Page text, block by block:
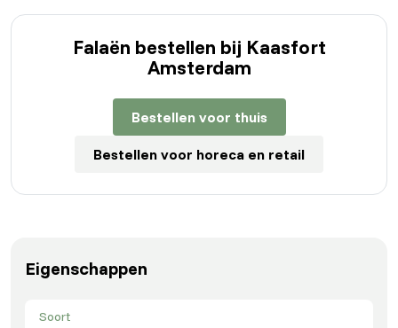
Eigenschappen
Soort
Falaën bestellen bij Kaasfort
Amsterdam
Bestellen voor thuis
Bestellen voor horeca en retail